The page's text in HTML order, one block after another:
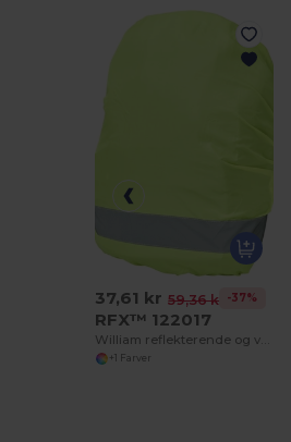
37,61 kr 59,36 kr -37%
RFX™ 122017
+1 Farver